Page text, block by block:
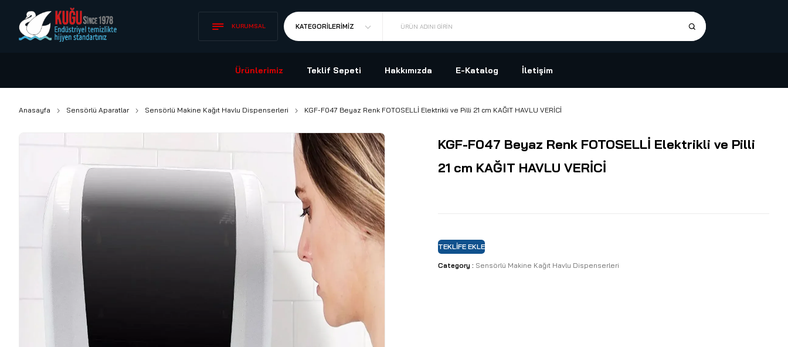
KURUMSAL KATEGORILERIMIZ ÜRÜN ADINI GIRIN
Ürünlerimiz Teklif Sepeti Hakkımızda E-Katalog İletişim
Anasayfa Sensörlü Aparatlar Sensörlü Makine Kağıt Havlu Dispenserleri KGF-F047 Beyaz Renk FOTOSELLİ Elektrikli ve Pilli 21 cm KAĞIT HAVLU VERİCİ
KGF-F047 Beyaz Renk FOTOSELLİ Elektrikli ve Pilli
21 cm KAĞIT HAVLU VERİCİ
TEKLIFE EKLE
Category : Sensörlü Makine Kağıt Havlu Dispenserleri